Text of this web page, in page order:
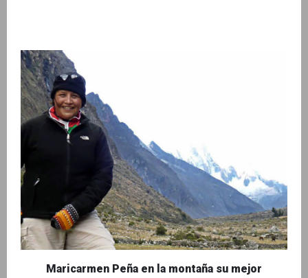
Maricarmen Peña en la montaña su mejor